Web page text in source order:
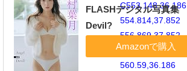
C553.148,36.186
554.814,37.852
556.869,37.852
C558.924,37.852
560.59,36.186
FLASHデジタル写真
Devil?